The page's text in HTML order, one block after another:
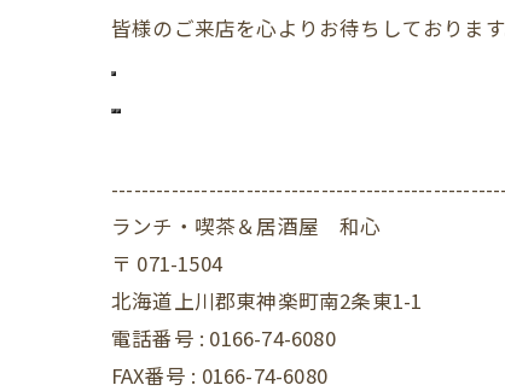
皆様のご来店を心よりお待ちしております
ランチ・喫茶＆居酒屋 和心
〒 071-1504
北海道上川郡東神楽町南2条東1-1
電話番号 : 0166-74-6080
FAX番号 : 0166-74-6080